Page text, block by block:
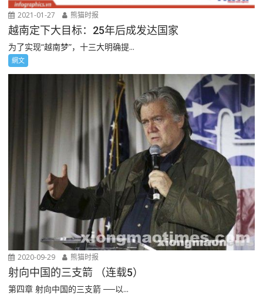
2021-01-27 熊猫时报
越南定下大目标：25年后成发达国家
为了实现“越南梦”，十三大明确提...
網文
2020-09-29 熊猫时报
射向中国的三支箭 （连载5）
第四章 射向中国的三支箭 ──以...